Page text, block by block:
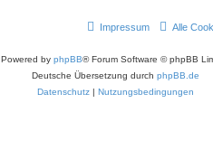
Alle
Impressum
Powered by phpBB® Forum Software © phpBB
Deutsche Übersetzung durch phpBB.de
Datenschutz | Nutzungsbedingungen